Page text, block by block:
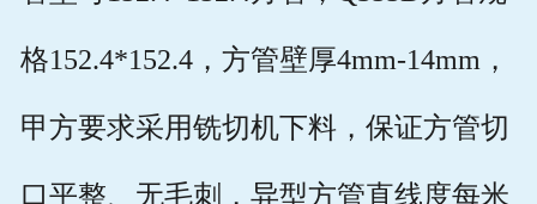
钢材知识
联系方式
格152.4*152.4，方管壁厚4mm-14mm，
甲方要求采用铣切机下料，保证方管切
口平整、无毛刺，异型方管直线度每米